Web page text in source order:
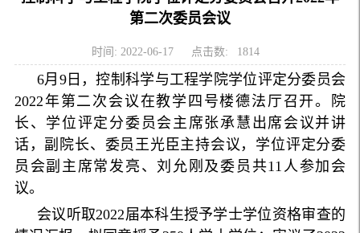
第二次委员会议
时间: 2022-06-17 点击数: 1814
6月9日，控制科学与工程学院学位评定分委员会
2022年第二次会议在教学四号楼德法厅召开。院
长、学位评定分委员会主席张承慧出席会议并讲
话，副院长、委员王光臣主持会议，学位评定分委
员会副主席常发亮、刘允刚及委员共11人参加会
议。
会议听取2022届本科生授予学士学位资格审查的